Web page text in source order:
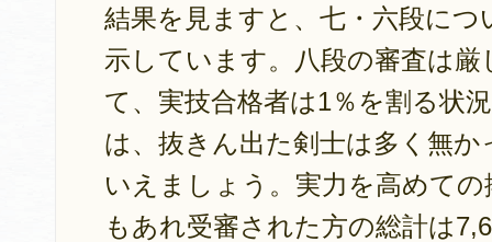
結果を見ますと、七・六段に
示しています。八段の審査は
て、実技合格者は1％を割る状
は、抜きん出た剣士は多く無
いえましょう。実力を高めて
もあれ受審された方の総計は